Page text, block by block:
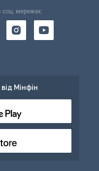
соц. мережах:
Мінфін